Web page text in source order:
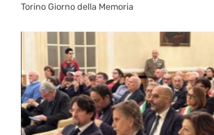
Torino Giorno della Memoria